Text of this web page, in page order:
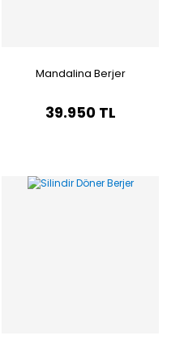
Mandalina Berjer
39.950 TL